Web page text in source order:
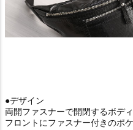
●デザイン
両開ファスナーで開閉するボディ
フロントにファスナー付きのポ